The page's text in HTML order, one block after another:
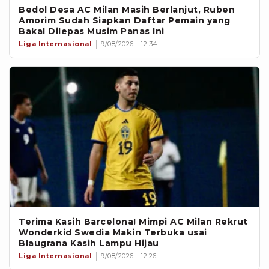
Bedol Desa AC Milan Masih Berlanjut, Ruben
Amorim Sudah Siapkan Daftar Pemain yang
Bakal Dilepas Musim Panas Ini
Liga Internasional 9/08/2026 - 12:34
Terima Kasih Barcelona! Mimpi AC Milan Rekrut
Wonderkid Swedia Makin Terbuka usai
Blaugrana Kasih Lampu Hijau
Liga Internasional 9/08/2026 - 12:26